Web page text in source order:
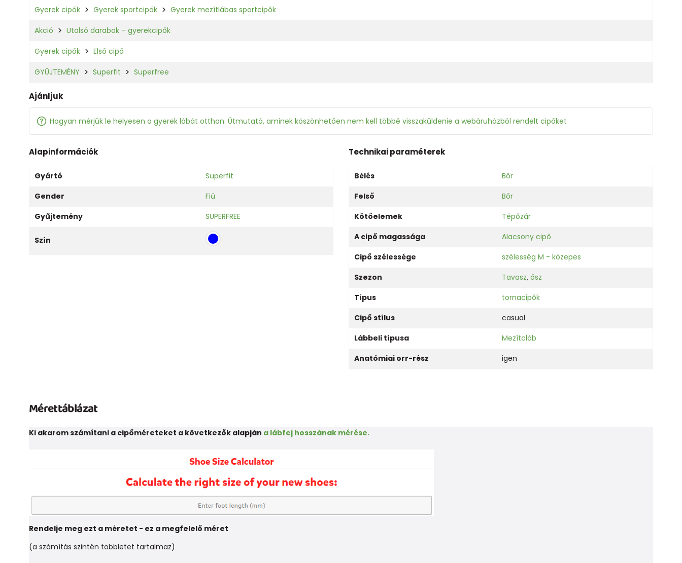
Gyerek cipők Gyerek sportcipők Gyerek mezítlábas sportcipők
Akció Utolsó darabok – gyerekcipők
Gyerek cipők Első cipő
GYŰJTEMÉNY Superfit Superfree
Ajánljuk
Hogyan mérjük le helyesen a gyerek lábát otthon: Útmutató, aminek köszönhetően nem kell többé visszaküldenie a webáruházból rendelt cipőket
Alapinformációk
Gyártó
Superfit
Gender
Fiú
Gyűjtemény
SUPERFREE
Szín
Technikai paraméterek
Bélés
Bőr
Felső
Bőr
Kötőelemek
Tépőzár
A cipő magassága
Alacsony cipő
Cipő szélessége
szélesség M - közepes
Szezon
Tavasz, ősz
Típus
tornacipők
Cipő stílus
casual
Lábbeli típusa
Mezítcláb
Anatómiai orr-rész
igen
Mérettáblázat
Ki akarom számítani a cipőméreteket a következők alapján a lábfej hosszának mérése.
Rendelje meg ezt a méretet - ez a megfelelő méret
(a számítás szintén többletet tartalmaz)